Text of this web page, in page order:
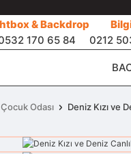
& Backdrop
170 65 84
0212
Çocuk Odası Deniz Kızı ve